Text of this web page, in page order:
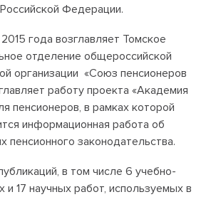
Российской Федерации.
года возглавляет Томское
отделение общероссийской
организации «Союз пенсионеров
работу проекта «Академия
пенсионеров, в рамках которой
информационная работа об
пенсионного законодательства.
в том числе 6 учебно-
и 17 научных работ, используемых в